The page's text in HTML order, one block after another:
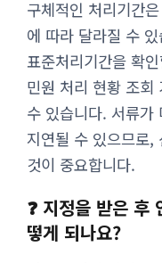
구체적인 처리기간
에 따라 달라질 수
표준처리기간을 확
민원 처리 현황 조회
수 있습니다. 서류가
지연될 수 있으므로,
것이 중요합니다.
❓ 지정을 받은 후
떻게 되나요?